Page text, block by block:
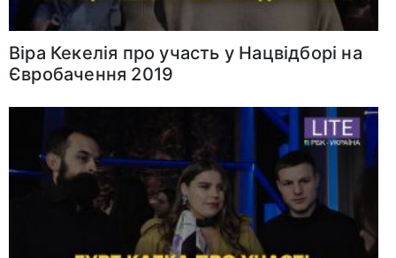
Віра Кекелія про участь у Нацвідборі на
Євробачення 2019